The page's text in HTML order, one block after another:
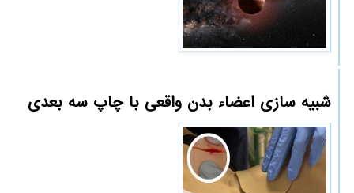
شبیه سازی اعضاء بدن واقعی با چاپ سه بعدی